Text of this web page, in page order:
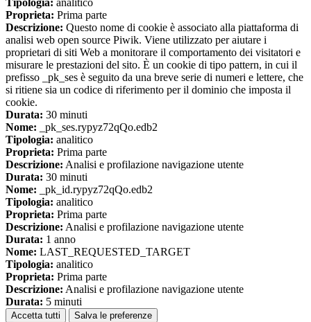
Tipologia: analitico
Proprieta: Prima parte
Descrizione: Questo nome di cookie è associato alla piattaforma di
analisi web open source Piwik. Viene utilizzato per aiutare i
proprietari di siti Web a monitorare il comportamento dei visitatori e
misurare le prestazioni del sito. È un cookie di tipo pattern, in cui il
prefisso _pk_ses è seguito da una breve serie di numeri e lettere, che
si ritiene sia un codice di riferimento per il dominio che imposta il
cookie.
Durata: 30 minuti
Nome: _pk_ses.rypyz72qQo.edb2
Tipologia: analitico
Proprieta: Prima parte
Descrizione: Analisi e profilazione navigazione utente
Durata: 30 minuti
Nome: _pk_id.rypyz72qQo.edb2
Tipologia: analitico
Proprieta: Prima parte
Descrizione: Analisi e profilazione navigazione utente
Durata: 1 anno
Nome: LAST_REQUESTED_TARGET
Tipologia: analitico
Proprieta: Prima parte
Descrizione: Analisi e profilazione navigazione utente
Durata: 5 minuti
Accetta tutti Salva le preferenze